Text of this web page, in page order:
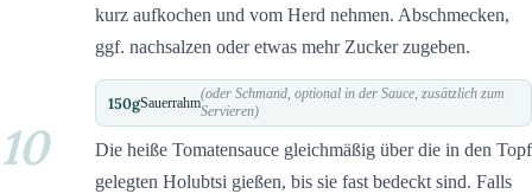
kurz aufkochen und vom Herd nehmen. Abschmecken,
ggf. nachsalzen oder etwas mehr Zucker zugeben.
150gSauerrahm
(oder Schmand, optional in der Sauce, zusätzlich zum
Servieren)
10
Die heiße Tomatensauce gleichmäßig über die in den Topf
gelegten Holubtsi gießen, bis sie fast bedeckt sind. Falls